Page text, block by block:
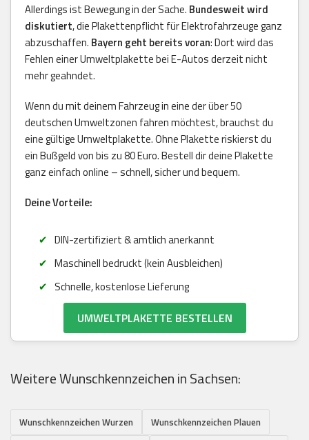
Allerdings ist Bewegung in der Sache. Bundesweit wird
diskutiert, die Plakettenpflicht für Elektrofahrzeuge ganz
abzuschaffen. Bayern geht bereits voran: Dort wird das
Fehlen einer Umweltplakette bei E-Autos derzeit nicht
mehr geahndet.
Wenn du mit deinem Fahrzeug in eine der über 50
deutschen Umweltzonen fahren möchtest, brauchst du
eine gültige Umweltplakette. Ohne Plakette riskierst du
ein Bußgeld von bis zu 80 Euro. Bestell dir deine Plakette
ganz einfach online – schnell, sicher und bequem.
Deine Vorteile:
DIN-zertifiziert & amtlich anerkannt
Maschinell bedruckt (kein Ausbleichen)
Schnelle, kostenlose Lieferung
UMWELTPLAKETTE BESTELLEN
Weitere Wunschkennzeichen in Sachsen:
Wunschkennzeichen Wurzen
Wunschkennzeichen Plauen